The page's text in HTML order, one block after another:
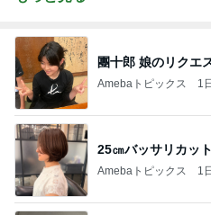
團十郎 娘のリクエ
Amebaトピックス 1
25㎝バッサリカッ
Amebaトピックス 1